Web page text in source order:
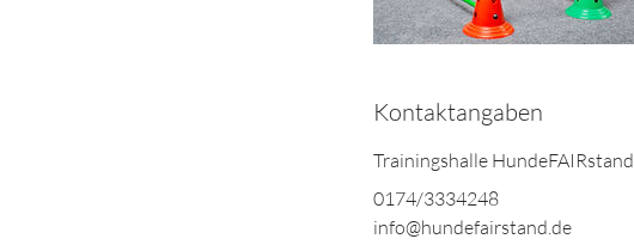
Kontaktangaben
Trainingshalle HundeFAIRstand
0174/3334248
info@hundefairstand.de